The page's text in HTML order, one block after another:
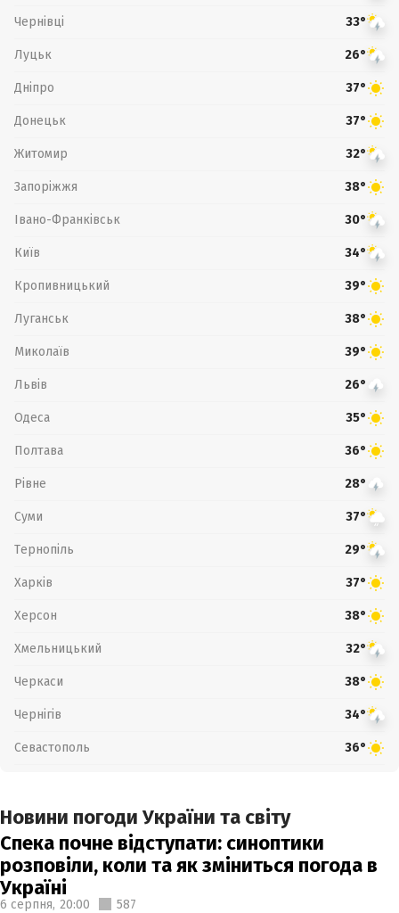
Чернівці 33°
Луцьк 26°
Дніпро 37°
Донецьк 37°
Житомир 32°
Запоріжжя 38°
Івано-Франківськ 30°
Київ 34°
Кропивницький 39°
Луганськ 38°
Миколаїв 39°
Львів 26°
Одеса 35°
Полтава 36°
Рівне 28°
Суми 37°
Тернопіль 29°
Харків 37°
Херсон 38°
Хмельницький 32°
Черкаси 38°
Чернігів 34°
Севастополь 36°
Новини погоди України та світу
Спека почне відступати: синоптики
розповіли, коли та як зміниться погода в
Україні
6 серпня, 20:00 587